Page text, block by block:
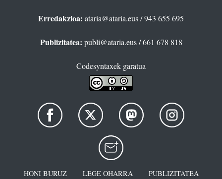
Erredakzioa: ataria@ataria.eus/ 943 655 695
Publizitatea: publi@ataria.eus/ 661 678 818
Codesyntaxek garatua
HONI BURUZ LEGE OHARRA
PUBLIZITATEA